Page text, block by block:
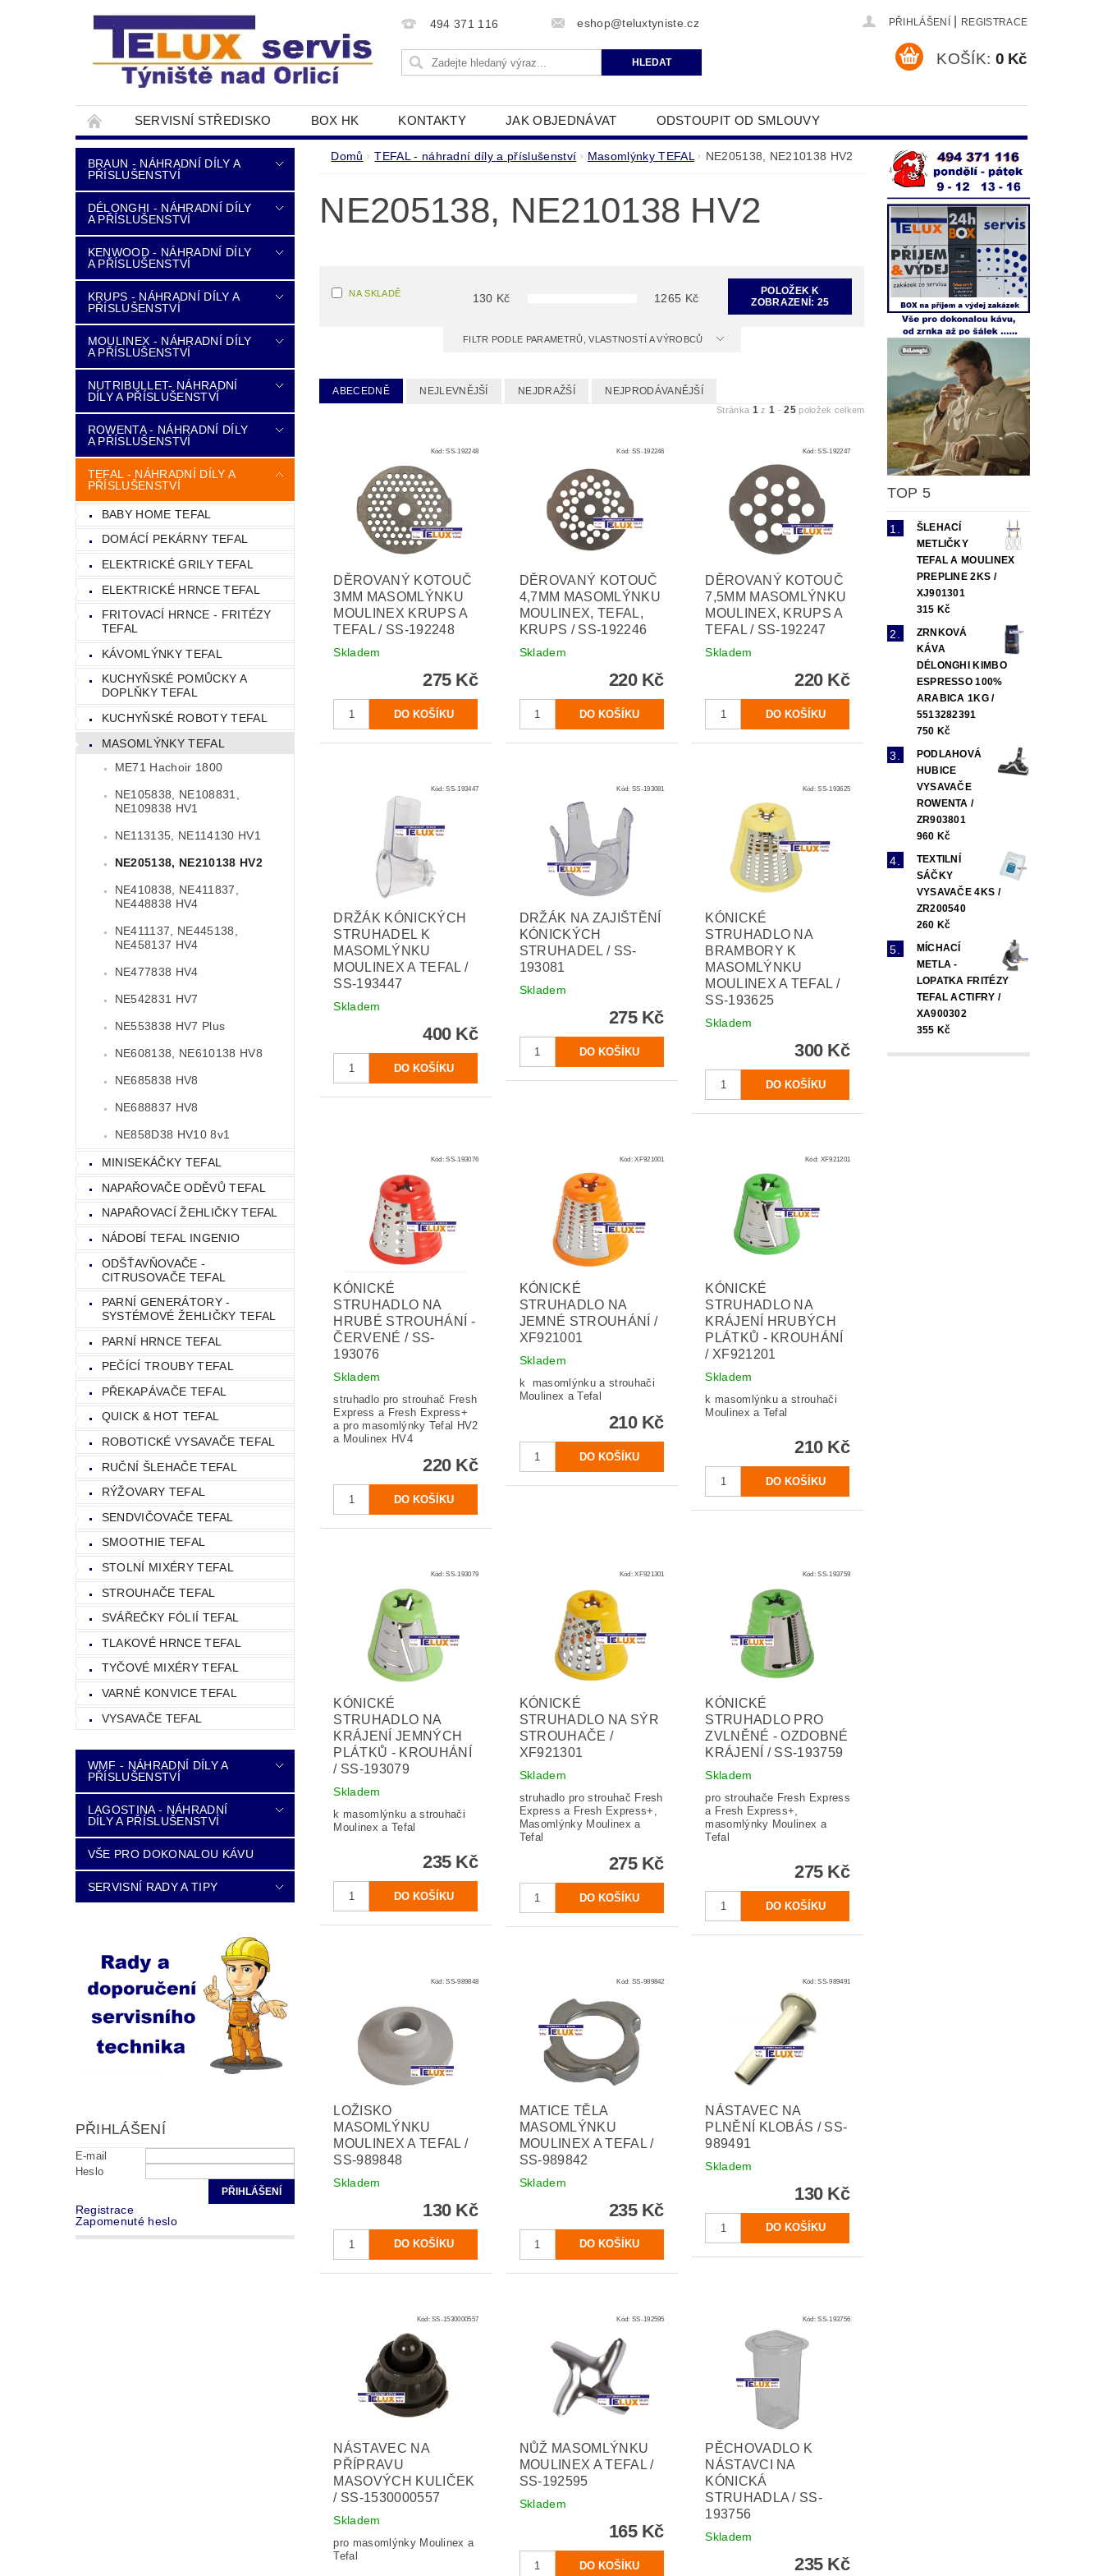
494 371 116 eshop@teluxtyniste.cz PŘIHLÁŠENÍ REGISTRACE
KOŠÍK: 0 Kč
SERVISNÍ STŘEDISKO BOX HK KONTAKTY JAK OBJEDNÁVAT ODSTOUPIT OD SMLOUVY
DOPRAVA A PLATBA NAPIŠTE NÁM OBCHODNÍ PODMÍNKY ZPRACOVÁNÍ OSOBNÍCH ÚDAJŮ
BRAUN - NÁHRADNÍ DÍLY A
PŘÍSLUŠENSTVÍ
DÉLONGHI - NÁHRADNÍ DÍLY
A PŘÍSLUŠENSTVÍ
KENWOOD - NÁHRADNÍ DÍLY
A PŘÍSLUŠENSTVÍ
KRUPS - NÁHRADNÍ DÍLY A
PŘÍSLUŠENSTVÍ
MOULINEX - NÁHRADNÍ DÍLY
A PŘÍSLUŠENSTVÍ
NUTRIBULLET- NÁHRADNÍ
DÍLY A PŘÍSLUŠENSTVÍ
ROWENTA - NÁHRADNÍ DÍLY
A PŘÍSLUŠENSTVÍ
TEFAL - NÁHRADNÍ DÍLY A
PŘÍSLUŠENSTVÍ
BABY HOME TEFAL
DOMÁCÍ PEKÁRNY TEFAL
ELEKTRICKÉ GRILY TEFAL
ELEKTRICKÉ HRNCE TEFAL
FRITOVACÍ HRNCE - FRITÉZY
TEFAL
KÁVOMLÝNKY TEFAL
KUCHYŇSKÉ POMŮCKY A
DOPLŇKY TEFAL
KUCHYŇSKÉ ROBOTY TEFAL
MASOMLÝNKY TEFAL
ME71 Hachoir 1800
NE105838, NE108831,
NE109838 HV1
NE113135, NE114130 HV1
NE205138, NE210138 HV2
NE410838, NE411837,
NE448838 HV4
NE411137, NE445138,
NE458137 HV4
NE477838 HV4
NE542831 HV7
NE553838 HV7 Plus
NE608138, NE610138 HV8
NE685838 HV8
NE688837 HV8
NE858D38 HV10 8v1
MINISEKÁČKY TEFAL
NAPAŘOVAČE ODĚVŮ TEFAL
NAPAŘOVACÍ ŽEHLIČKY TEFAL
NÁDOBÍ TEFAL INGENIO
ODŠŤAVŇOVAČE -
CITRUSOVAČE TEFAL
PARNÍ GENERÁTORY -
SYSTÉMOVÉ ŽEHLIČKY TEFAL
PARNÍ HRNCE TEFAL
PEČÍCÍ TROUBY TEFAL
PŘEKAPÁVAČE TEFAL
QUICK & HOT TEFAL
ROBOTICKÉ VYSAVAČE TEFAL
RUČNÍ ŠLEHAČE TEFAL
RÝŽOVARY TEFAL
SENDVIČOVAČE TEFAL
SMOOTHIE TEFAL
STOLNÍ MIXÉRY TEFAL
STROUHAČE TEFAL
SVÁŘEČKY FÓLIÍ TEFAL
TLAKOVÉ HRNCE TEFAL
TYČOVÉ MIXÉRY TEFAL
VARNÉ KONVICE TEFAL
VYSAVAČE TEFAL
WMF - NÁHRADNÍ DÍLY A
PŘÍSLUŠENSTVÍ
LAGOSTINA - NÁHRADNÍ
DÍLY A PŘÍSLUŠENSTVÍ
VŠE PRO DOKONALOU KÁVU
SERVISNÍ RADY A TIPY
PŘIHLÁŠENÍ
E-mail
Heslo
Registrace
Zapomenuté heslo
Domů TEFAL - náhradní díly a příslušenství Masomlýnky TEFAL NE205138, NE210138 HV2
NE205138, NE210138 HV2
NA SKLADĚ 130 Kč 1265 Kč
POLOŽEK K
ZOBRAZENÍ: 25
FILTR PODLE PARAMETRŮ, VLASTNOSTÍ A VÝROBCŮ
ABECEDNĚ NEJLEVNĚJŠÍ NEJDRAŽŠÍ NEJPRODÁVANĚJŠÍ
Stránka 1 z1 -25položek celkem
Kód:SS-192248
DĚROVANÝ KOTOUČ
3MM MASOMLÝNKU
MOULINEX KRUPS A
TEFAL / SS-192248
Skladem
275 Kč
Kód: SS-192246
DĚROVANÝ KOTOUČ
4,7MM MASOMLÝNKU
MOULINEX, TEFAL,
KRUPS / SS-192246
Skladem
220 Kč
Kód:SS-192247
DĚROVANÝ KOTOUČ
7,5MM MASOMLÝNKU
MOULINEX, KRUPS A
TEFAL / SS-192247
Skladem
220 Kč
Kód:SS-193447
DRŽÁK KÓNICKÝCH
STRUHADEL K
MASOMLÝNKU
MOULINEX A TEFAL /
SS-193447
Skladem
400 Kč
Kód: SS-193081
DRŽÁK NA ZAJIŠTĚNÍ
KÓNICKÝCH
STRUHADEL / SS-
193081
Skladem
275 Kč
Kód:SS-193625
KÓNICKÉ
STRUHADLO NA
BRAMBORY K
MASOMLÝNKU
MOULINEX A TEFAL /
SS-193625
Skladem
300 Kč
Kód:SS-193076
KÓNICKÉ
STRUHADLO NA
HRUBÉ STROUHÁNÍ -
ČERVENÉ / SS-
193076
Skladem
struhadlo pro strouhač Fresh
Express a Fresh Express+
a pro masomlýnky Tefal HV2
a Moulinex HV4
220 Kč
Kód:XF921001
KÓNICKÉ
STRUHADLO NA
JEMNÉ STROUHÁNÍ /
XF921001
Skladem
k masomlýnku a strouhači
Moulinex a Tefal
210 Kč
Kód: XF921201
KÓNICKÉ
STRUHADLO NA
KRÁJENÍ HRUBÝCH
PLÁTKŮ - KROUHÁNÍ
/ XF921201
Skladem
k masomlýnku a strouhači
Moulinex a Tefal
210 Kč
Kód:SS-193079
KÓNICKÉ
STRUHADLO NA
KRÁJENÍ JEMNÝCH
PLÁTKŮ - KROUHÁNÍ
/ SS-193079
Skladem
k masomlýnku a strouhači
Moulinex a Tefal
235 Kč
Kód:XF921301
KÓNICKÉ
STRUHADLO NA SÝR
STROUHAČE /
XF921301
Skladem
struhadlo pro strouhač Fresh
Express a Fresh Express+,
Masomlýnky Moulinex a
Tefal
275 Kč
Kód:SS-193759
KÓNICKÉ
STRUHADLO PRO
ZVLNĚNÉ - OZDOBNÉ
KRÁJENÍ / SS-193759
Skladem
pro strouhače Fresh Express
a Fresh Express+,
masomlýnky Moulinex a
Tefal
275 Kč
Kód:SS-989848
LOŽISKO
MASOMLÝNKU
MOULINEX A TEFAL /
SS-989848
Skladem
130 Kč
Kód: SS-989842
MATICE TĚLA
MASOMLÝNKU
MOULINEX A TEFAL /
SS-989842
Skladem
235 Kč
Kód:SS-989491
NÁSTAVEC NA
PLNĚNÍ KLOBÁS / SS-
989491
Skladem
130 Kč
Kód:SS-1530000557
NÁSTAVEC NA
PŘÍPRAVU
MASOVÝCH KULIČEK
/ SS-1530000557
Skladem
pro masomlýnky Moulinex a
Tefal
Kód: SS-192595
NŮŽ MASOMLÝNKU
MOULINEX A TEFAL /
SS-192595
Skladem
165 Kč
Kód:SS-193756
PĚCHOVADLO K
NÁSTAVCI NA
KÓNICKÁ
STRUHADLA / SS-
193756
Skladem
235 Kč
TOP 5
ŠLEHACÍ
METLIČKY
TEFAL A MOULINEX
PREPLINE 2KS /
XJ901301
315 Kč
ZRNKOVÁ
KÁVA
DÉLONGHI KIMBO
ESPRESSO 100%
ARABICA 1KG /
5513282391
750 Kč
PODLAHOVÁ
HUBICE
VYSAVAČE
ROWENTA /
ZR903801
960 Kč
TEXTILNÍ
SÁČKY
VYSAVAČE 4KS /
ZR200540
260 Kč
MÍCHACÍ
METLA -
LOPATKA FRITÉZY
TEFAL ACTIFRY /
XA900302
355 Kč